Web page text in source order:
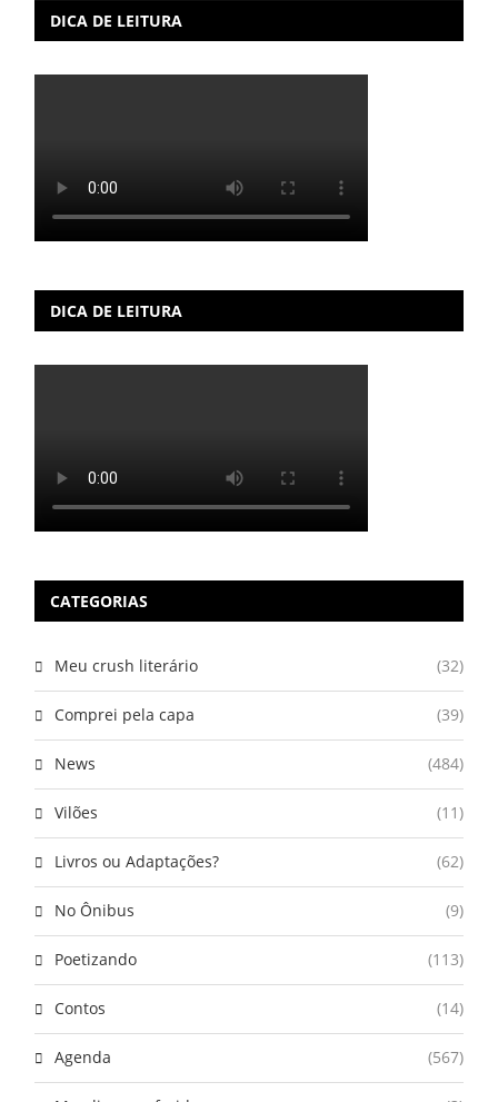
DICA DE LEITURA
DICA DE LEITURA
CATEGORIAS
Meu crush literário (32)
Comprei pela capa (39)
News (484)
Vilões (11)
Livros ou Adaptações? (62)
No Ônibus (9)
Poetizando (113)
Contos (14)
Agenda (567)